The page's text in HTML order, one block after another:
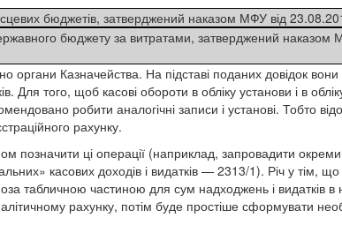
бюджетів, затверджений наказом МФУ від
бюджету за витратами, затверджений наказом
органи Казначейства. На підставі поданих довідок
Для того, щоб касові обороти в обліку установи і в
робити аналогічні записи і установі. Тобто
рахунку.
позначити ці операції (наприклад, запровадити
касових доходів і видатків — 2313/1). Річ у тім, що
табличною частиною для сум надходжень і видатків в
рахунку, потім буде простіше сформувати